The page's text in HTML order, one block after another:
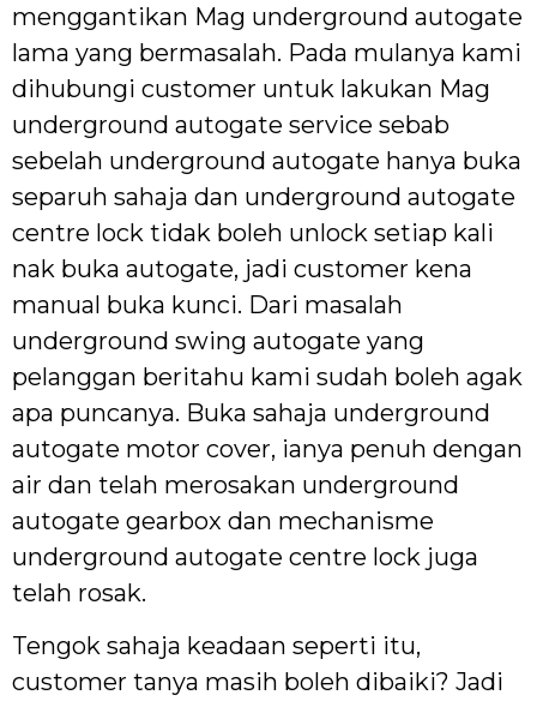
menggantikan Mag underground autogate
lama yang bermasalah. Pada mulanya kami
dihubungi customer untuk lakukan Mag
underground autogate service sebab
sebelah underground autogate hanya buka
separuh sahaja dan underground autogate
centre lock tidak boleh unlock setiap kali
nak buka autogate, jadi customer kena
manual buka kunci. Dari masalah
underground swing autogate yang
pelanggan beritahu kami sudah boleh agak
apa puncanya. Buka sahaja underground
autogate motor cover, ianya penuh dengan
air dan telah merosakan underground
autogate gearbox dan mechanisme
underground autogate centre lock juga
telah rosak.
Tengok sahaja keadaan seperti itu,
customer tanya masih boleh dibaiki? Jadi